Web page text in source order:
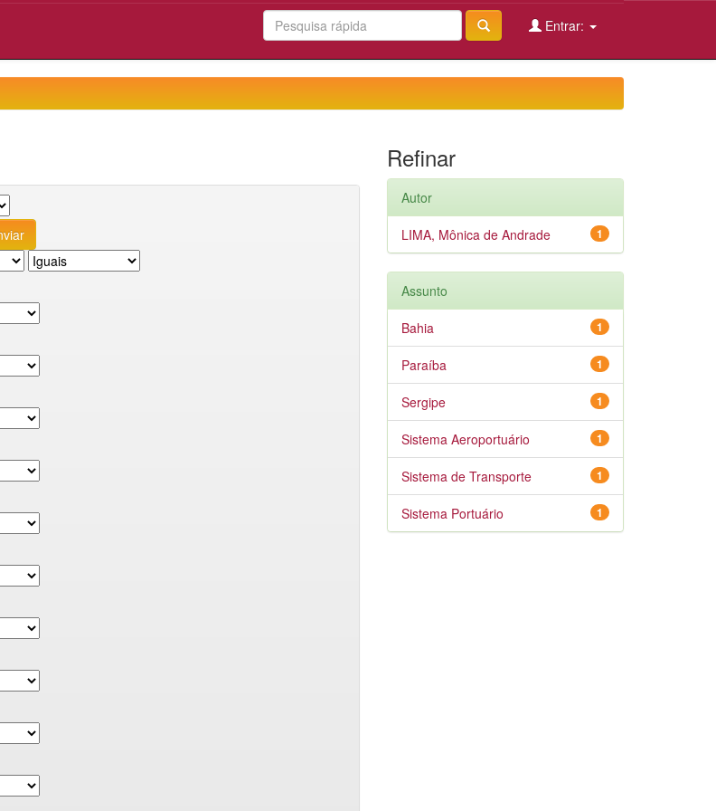
Entrar:
Refinar
Autor
1
LIMA, Mônica de Andrade
Assunto
1
Bahia
1
Paraíba
1
Sergipe
1
Sistema Aeroportuário
1
Sistema de Transporte
1
Sistema Portuário